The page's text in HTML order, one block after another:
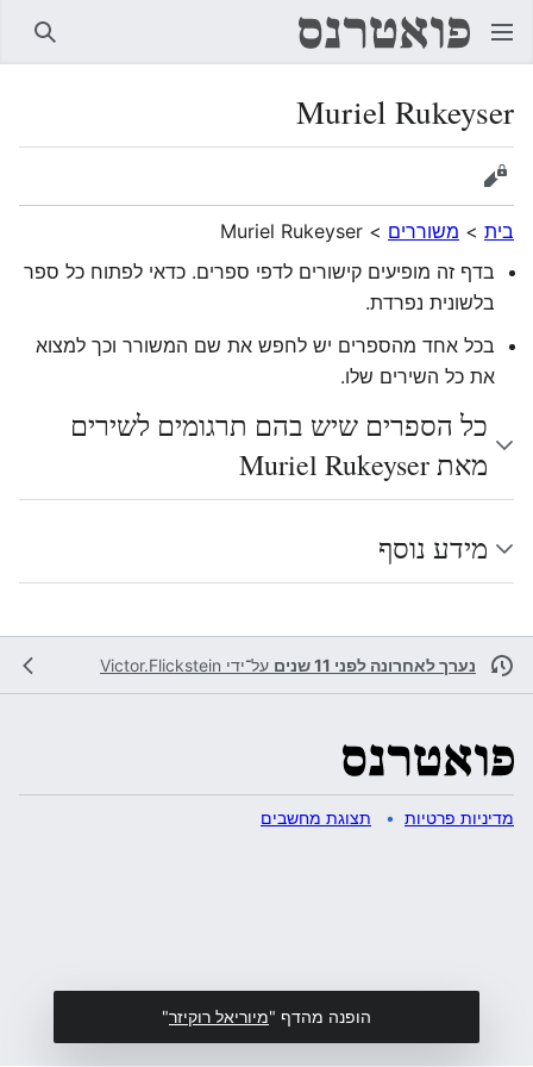
Muriel Rukeyser
הצגת מקור
בית > משוררים >
Muriel Rukeyser
בדף זה מופיעים קישורים לדפי ספרים. כדאי לפתוח כל ספר
בלשונית נפרדת.
בכל אחד מהספרים יש לחפש את שם המשורר וכך למצוא
את כל השירים שלו.
כל הספרים שיש בהם תרגומים לשירים
מאת Muriel Rukeyser
מידע נוסף
נערך לאחרונה לפני 11 שנים על־ידי Victor.Flickstein
מדיניות פרטיות תצוגת מחשבים
הופנה מהדף "מיוריאל רוקיזר"